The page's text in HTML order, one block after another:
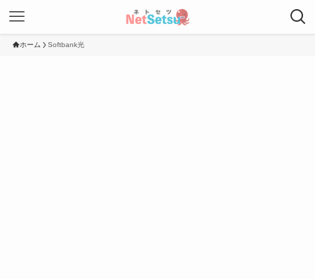
ホーム Softbank光